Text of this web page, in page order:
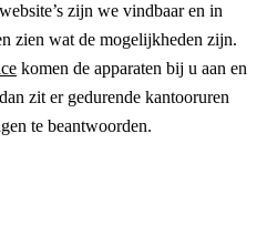
zijn we vindbaar en in
zien wat de mogelijkheden zijn.
komen de apparaten bij u aan en
zit er gedurende kantooruren
te beantwoorden.